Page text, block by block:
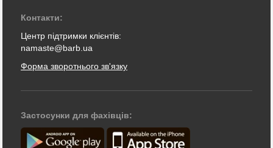
Контакти:
Центр підтримки клієнтів:
namaste@barb.ua
Форма зворотнього зв'язку
Застосунки для фахівців: